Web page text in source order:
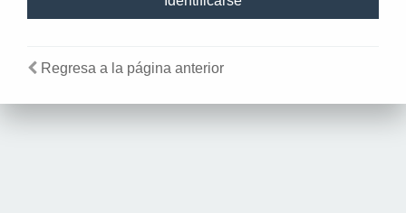
Regresa a la página anterior